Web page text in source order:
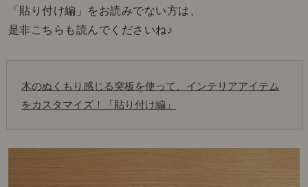
「貼り付け編」をお読みでない方は、
是非こちらも読んでくださいね♪
木のぬくもり感じる突板を使って、インテリアアイテム
をカスタマイズ！「貼り付け編」